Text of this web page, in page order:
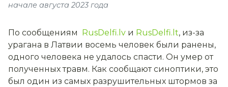
начале августа 2023 года
По сообщениям RusDelfi.lv и RusDelfi.lt, из-за
урагана в Латвии восемь человек были ранены,
одного человека не удалось спасти. Он умер от
полученных травм. Как сообщают синоптики, это
был один из самых разрушительных штормов за